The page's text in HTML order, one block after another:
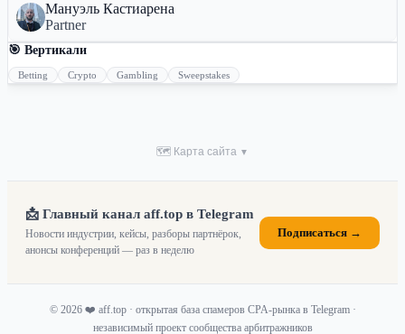
Мануэль Кастиарена
Partner
🎯 Вертикали
Betting Crypto Gambling Sweepstakes
🗺 Карта сайта ▼
📩 Главный канал aff.top в Telegram
Новости индустрии, кейсы, разборы партнёрок,
анонсы конференций — раз в неделю
Подписаться →
© 2026 ❤️ aff.top · открытая база спамеров CPA-рынка в Telegram ·
независимый проект сообщества арбитражников